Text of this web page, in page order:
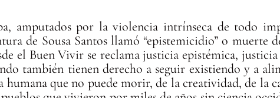
amputados por la violencia intrínseca de todo
de Sousa Santos llamó “epistemicidio” o muerte
el Buen Vivir se reclama justicia epistémica,
también tienen derecho a seguir existiendo y a
humana que no puede morir, de la creatividad, de la